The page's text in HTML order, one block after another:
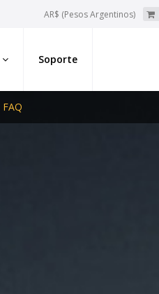
AR$ (Pesos Argentinos)
Soporte
FAQ